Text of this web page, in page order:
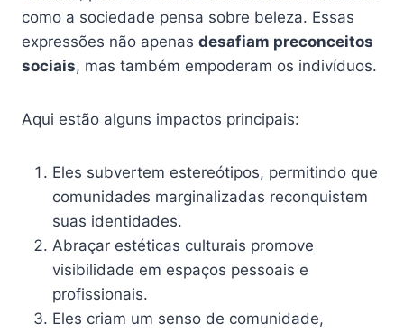
como a sociedade pensa sobre beleza. Essas
expressões não apenas desafiam preconceitos
sociais, mas também empoderam os indivíduos.
Aqui estão alguns impactos principais:
Eles subvertem estereótipos, permitindo que
comunidades marginalizadas reconquistem
suas identidades.
Abraçar estéticas culturais promove
visibilidade em espaços pessoais e
profissionais.
Eles criam um senso de comunidade,